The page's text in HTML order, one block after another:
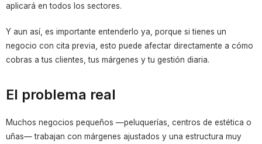
aplicará en todos los sectores.
Y aun así, es importante entenderlo ya, porque si tienes un
negocio con cita previa, esto puede afectar directamente a cómo
cobras a tus clientes, tus márgenes y tu gestión diaria.
El problema real
Muchos negocios pequeños —peluquerías, centros de estética o
uñas— trabajan con márgenes ajustados y una estructura muy